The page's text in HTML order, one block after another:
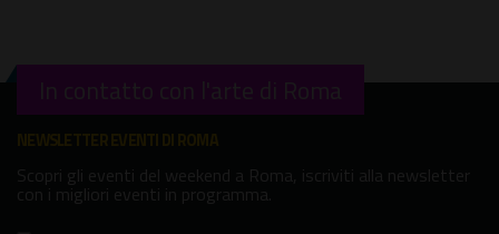
In contatto con l'arte di Roma